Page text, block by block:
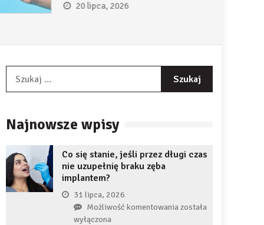
20 lipca, 2026
Najnowsze wpisy
Co się stanie, jeśli przez długi czas
nie uzupełnię braku zęba
implantem?
31 lipca, 2026
Możliwość komentowaniaCo
została
wyłączona